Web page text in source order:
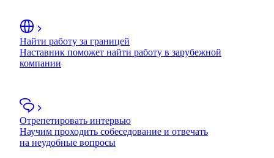
Найти работу за границей
Наставник поможет найти работу в зарубежной
компании
Отрепетировать интервью
Научим проходить собеседование и отвечать
на неудобные вопросы